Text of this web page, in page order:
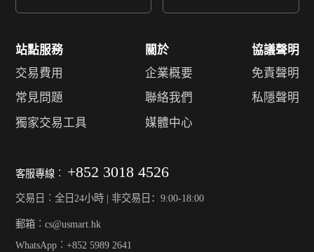
站點服務
交易費用
常見問題
獨家交易工具
關於
企業概要
聯絡我們
媒體中心
協議聲明
免責聲明
私隱聲明
客服專線︰ +852 3018 4526
交易日︰全日24小時 | 非交易日：9:00-18:00
郵箱︰cs@usmart.hk
WhatsApp︰+852 5989 2641